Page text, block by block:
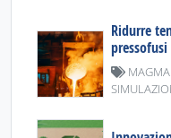
Ridurre
pressofusi